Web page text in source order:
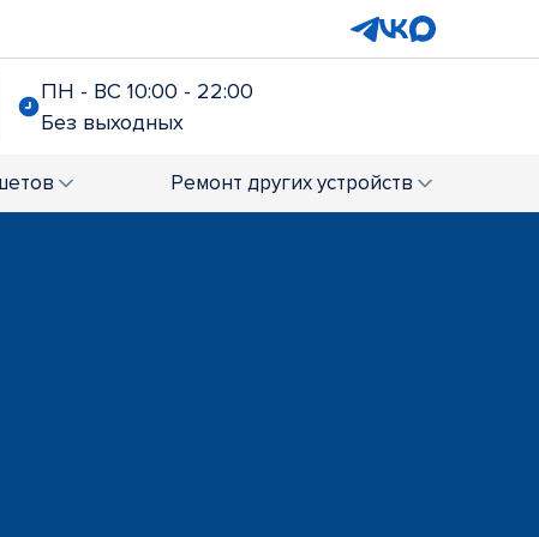
ПН - ВС 10:00 - 22:00
Без выходных
Ремонт других устройств